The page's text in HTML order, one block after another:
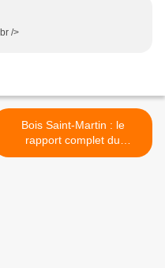
/>
Bois Saint-Martin : le
rapport complet du
commissaire enquêteur >